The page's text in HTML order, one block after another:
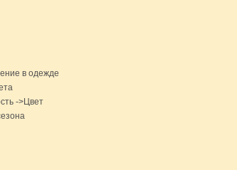
в одежде
->Цвет